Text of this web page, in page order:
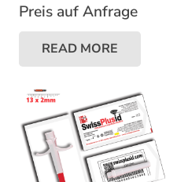
Preis auf Anfrage
READ MORE